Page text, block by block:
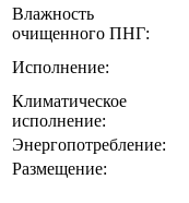
Влажность
очищенного ПНГ:
Исполнение:
Климатическое
исполнение:
Энергопотребление:
Размещение: